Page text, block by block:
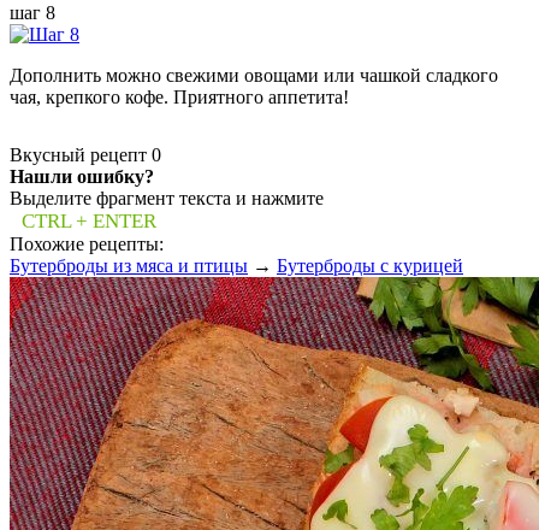
шаг 8
Дополнить можно свежими овощами или чашкой сладкого
чая, крепкого кофе. Приятного аппетита!
Вкусный рецепт 0
Нашли ошибку?
Выделите фрагмент текста и нажмите
CTRL + ENTER
Похожие рецепты:
Бутерброды из мяса и птицы → Бутерброды с курицей